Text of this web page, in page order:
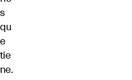
s
qu
e
tie
ne.